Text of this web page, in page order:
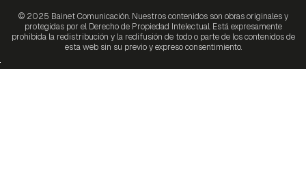
© 2025 Bainet Comunicación. Nuestros contenidos son obras originales y
protegidas por el Derecho de Propiedad Intelectual. Está expresamente
prohibida la redistribución y la redifusión de todo o parte de los contenidos de
esta web sin su previo y expreso consentimiento.